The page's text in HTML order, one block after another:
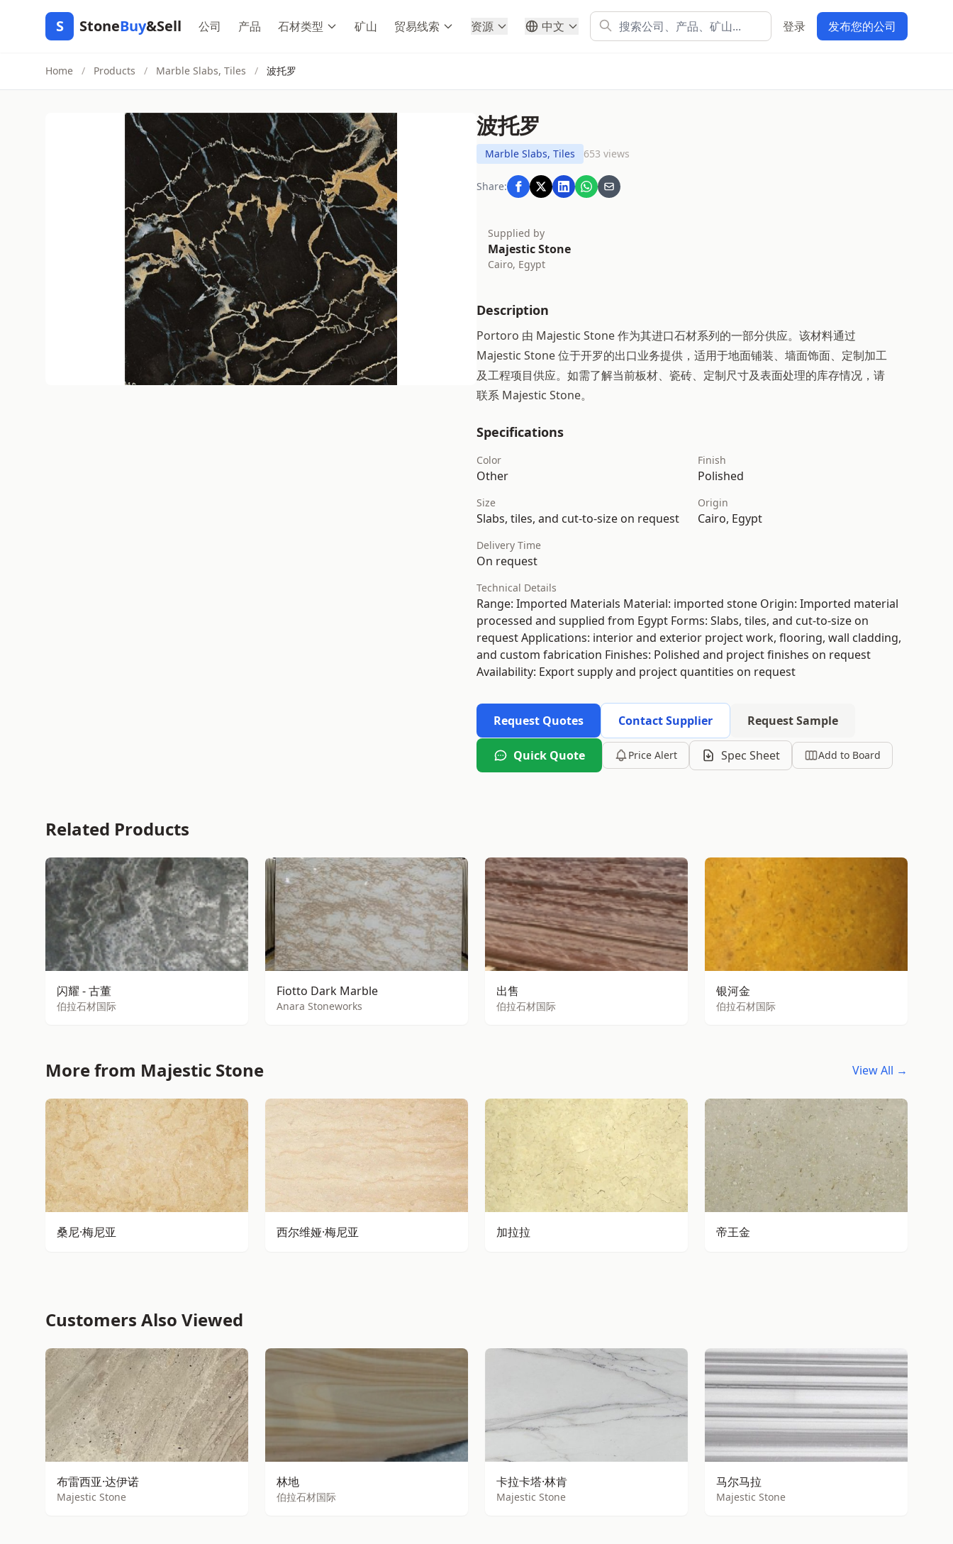
S StoneBuy&Sell 公司 产品 石材类型 矿山 贸易线索 资源 中文 登录 发布您的公司
Home / Products / Marble Slabs, Tiles / 波托罗
波托罗
Marble Slabs, Tiles 653 views
Share:
Supplied by
Majestic Stone
Cairo, Egypt
Description
Portoro 由 Majestic Stone 作为其进口石材系列的一部分供应。该材料通过
Majestic Stone 位于开罗的出口业务提供，适用于地面铺装、墙面饰面、定制加工
及工程项目供应。如需了解当前板材、瓷砖、定制尺寸及表面处理的库存情况，请
联系 Majestic Stone。
Specifications
Color
Other
Finish
Polished
Size
Slabs, tiles, and cut-to-size on request
Origin
Cairo, Egypt
Delivery Time
On request
Technical Details
Range: Imported Materials Material: imported stone Origin: Imported material
processed and supplied from Egypt Forms: Slabs, tiles, and cut-to-size on
request Applications: interior and exterior project work, flooring, wall cladding,
and custom fabrication Finishes: Polished and project finishes on request
Availability: Export supply and project quantities on request
Request Quotes Contact Supplier Request Sample
Quick Quote Price Alert Spec Sheet Add to Board
Related Products
闪耀 - 古董
伯拉石材国际
Fiotto Dark Marble
Anara Stoneworks
出售
伯拉石材国际
银河金
伯拉石材国际
More from Majestic Stone View All →
桑尼·梅尼亚 西尔维娅·梅尼亚 加拉拉 帝王金
Customers Also Viewed
布雷西亚·达伊诺
Majestic Stone
林地
伯拉石材国际
卡拉卡塔·林肯
Majestic Stone
马尔马拉
Majestic Stone